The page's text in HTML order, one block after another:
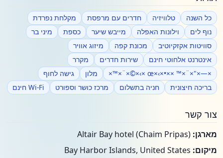
כל השנה טלוויזיה חדרים עם מרפסת
מקלחת נפרדת
נוף לים
וילונות האפלה מייבש שיער כספת
מיני בר
סוויטות אקזקיוטיב
מכונת קפה
מיזוג אוויר
אינטרנט אלחוטי חינם
שירות חדרים
מקרר
×—×"×¨×™ ××•×›×œ ×›×©×¨×™×
מלון
גישה לחוף
בריכה חיצונית
חניה בתשלום מרכז כושר וספורט Wi-Fi חינם
צור קשר
מארגן:
מיקום: